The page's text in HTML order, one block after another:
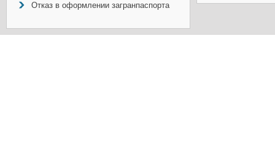
Отказ в оформлении загранпаспорта